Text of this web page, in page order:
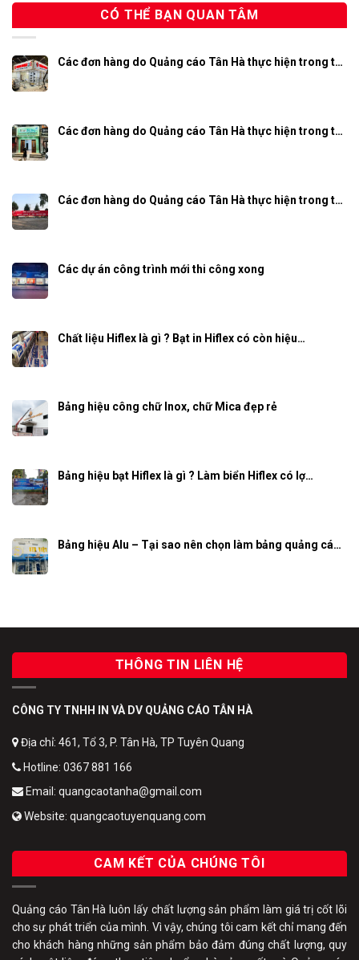
CÓ THỂ BẠN QUAN TÂM
Các đơn hàng do Quảng cáo Tân Hà thực hiện trong t…
Các đơn hàng do Quảng cáo Tân Hà thực hiện trong t…
Các đơn hàng do Quảng cáo Tân Hà thực hiện trong t…
Các dự án công trình mới thi công xong
Chất liệu Hiflex là gì ? Bạt in Hiflex có còn hiệu…
Bảng hiệu công chữ Inox, chữ Mica đẹp rẻ
Bảng hiệu bạt Hiflex là gì ? Làm biển Hiflex có lợ…
Bảng hiệu Alu – Tại sao nên chọn làm bảng quảng cá…
THÔNG TIN LIÊN HỆ
CÔNG TY TNHH IN VÀ DV QUẢNG CÁO TÂN HÀ
Địa chỉ: 461, Tổ 3, P. Tân Hà, TP Tuyên Quang
Hotline: 0367 881 166
Email: quangcaotanha@gmail.com
Website: quangcaotuyenquang.com
CAM KẾT CỦA CHÚNG TÔI
Quảng cáo Tân Hà luôn lấy chất lượng sản phẩm làm giá trị cốt lõi
cho sự phát triển của mình. Vì vậy, chúng tôi cam kết chỉ mang đến
cho khách hàng những sản phẩm bảo đảm đúng chất lượng, quy